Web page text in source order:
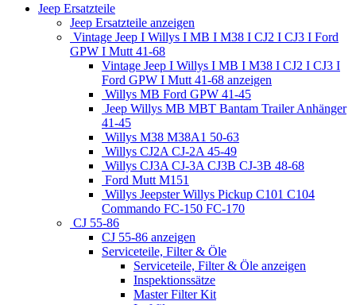
Jeep Ersatzteile
Jeep Ersatzteile anzeigen
Vintage Jeep I Willys I MB I M38 I CJ2 I CJ3 I Ford
GPW I Mutt 41-68
Vintage Jeep I Willys I MB I M38 I CJ2 I CJ3 I
Ford GPW I Mutt 41-68 anzeigen
Willys MB Ford GPW 41-45
Jeep Willys MB MBT Bantam Trailer Anhänger
41-45
Willys M38 M38A1 50-63
Willys CJ2A CJ-2A 45-49
Willys CJ3A CJ-3A CJ3B CJ-3B 48-68
Ford Mutt M151
Willys Jeepster Willys Pickup C101 C104
Commando FC-150 FC-170
CJ 55-86
CJ 55-86 anzeigen
Serviceteile, Filter & Öle
Serviceteile, Filter & Öle anzeigen
Inspektionssätze
Master Filter Kit